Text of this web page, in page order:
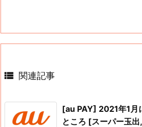
 関連記事
[au PAY] 2021年1月
ところ [スーパー玉